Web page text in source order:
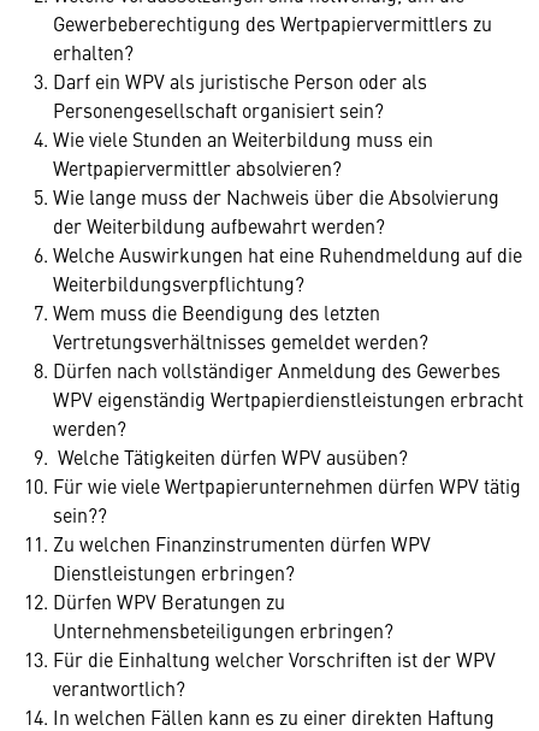
Gewerbeberechtigung des Wertpapiervermittlers zu
erhalten?
Darf ein WPV als juristische Person oder als
Personengesellschaft organisiert sein?
Wie viele Stunden an Weiterbildung muss ein
Wertpapiervermittler absolvieren?
Wie lange muss der Nachweis über die Absolvierung
der Weiterbildung aufbewahrt werden?
Welche Auswirkungen hat eine Ruhendmeldung auf die
Weiterbildungsverpflichtung?
Wem muss die Beendigung des letzten
Vertretungsverhältnisses gemeldet werden?
Dürfen nach vollständiger Anmeldung des Gewerbes
WPV eigenständig Wertpapierdienstleistungen erbracht
werden?
Welche Tätigkeiten dürfen WPV ausüben?
Für wie viele Wertpapierunternehmen dürfen WPV tätig
sein??
Zu welchen Finanzinstrumenten dürfen WPV
Dienstleistungen erbringen?
Dürfen WPV Beratungen zu
Unternehmensbeteiligungen erbringen?
Für die Einhaltung welcher Vorschriften ist der WPV
verantwortlich?
In welchen Fällen kann es zu einer direkten Haftung